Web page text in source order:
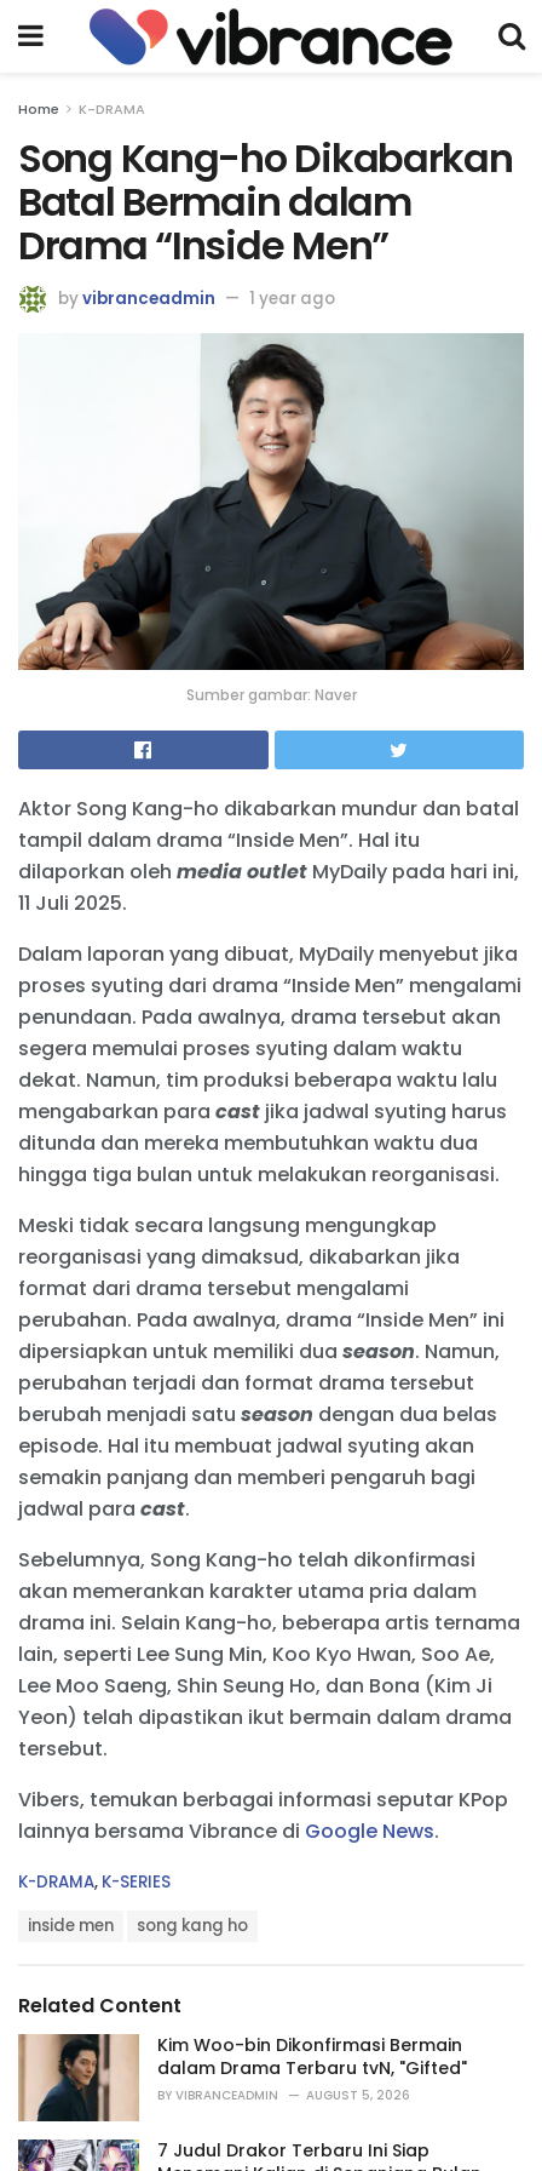
Home K-DRAMA
Song Kang-ho Dikabarkan
Batal Bermain dalam
Drama “Inside Men”
byvibranceadmin 1 year ago
Sumber gambar: Naver
Aktor Song Kang-ho dikabarkan mundur dan batal
tampil dalam drama “Inside Men”. Hal itu
dilaporkan oleh media outlet MyDaily pada hari ini,
11 Juli 2025.
Dalam laporan yang dibuat, MyDaily menyebut jika
proses syuting dari drama “Inside Men” mengalami
penundaan. Pada awalnya, drama tersebut akan
segera memulai proses syuting dalam waktu
dekat. Namun, tim produksi beberapa waktu lalu
mengabarkan para cast jika jadwal syuting harus
ditunda dan mereka membutuhkan waktu dua
hingga tiga bulan untuk melakukan reorganisasi.
Meski tidak secara langsung mengungkap
reorganisasi yang dimaksud, dikabarkan jika
format dari drama tersebut mengalami
perubahan. Pada awalnya, drama “Inside Men” ini
dipersiapkan untuk memiliki dua season. Namun,
perubahan terjadi dan format drama tersebut
berubah menjadi satu season dengan dua belas
episode. Hal itu membuat jadwal syuting akan
semakin panjang dan memberi pengaruh bagi
jadwal para cast.
Sebelumnya, Song Kang-ho telah dikonfirmasi
akan memerankan karakter utama pria dalam
drama ini. Selain Kang-ho, beberapa artis ternama
lain, seperti Lee Sung Min, Koo Kyo Hwan, Soo Ae,
Lee Moo Saeng, Shin Seung Ho, dan Bona (Kim Ji
Yeon) telah dipastikan ikut bermain dalam drama
tersebut.
Vibers, temukan berbagai informasi seputar KPop
lainnya bersama Vibrance di Google News.
C
r
i
K-DRAMA, K-SERIES
:
inside men song kang ho
Related Content
Kim Woo-bin Dikonfirmasi Bermain
dalam Drama Terbaru tvN, "Gifted"
BY VIBRANCEADMIN AUGUST 5, 2026
7 Judul Drakor Terbaru Ini Siap